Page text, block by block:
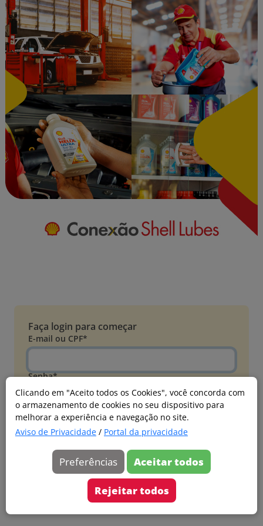
Clicando em "Aceito todos os Cookies", você concorda com
o armazenamento de cookies no seu dispositivo para
melhorar a experiência e navegação no site.
Aviso de Privacidade / Portal da privacidade
Preferências Aceitar todos
Rejeitar todos
Faça login para começar
E-mail ou CPF*
Senha*
Esqueci minha senha
Entrar
Acessar com Microsoft
Ainda não faz parte?
Cadastre-se
Versão 20260805.7